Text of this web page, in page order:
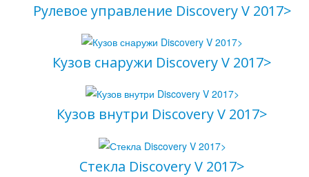
Рулевое управление Discovery V 2017>
Кузов снаружи Discovery V 2017>
Кузов внутри Discovery V 2017>
Стекла Discovery V 2017>